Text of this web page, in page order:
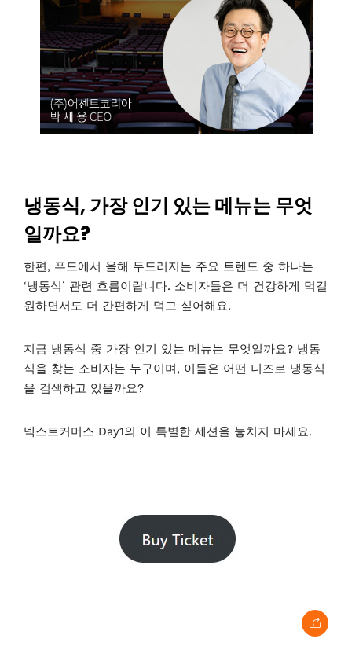
냉동식, 가장 인기 있는 메뉴는 무엇
일까요?
한편, 푸드에서 올해 두드러지는 주요 트렌드 중 하나는
‘냉동식’ 관련 흐름이랍니다. 소비자들은 더 건강하게 먹길
원하면서도 더 간편하게 먹고 싶어해요.
지금 냉동식 중 가장 인기 있는 메뉴는 무엇일까요? 냉동
식을 찾는 소비자는 누구이며, 이들은 어떤 니즈로 냉동식
을 검색하고 있을까요?
넥스트커머스 Day1의 이 특별한 세션을 놓치지 마세요.